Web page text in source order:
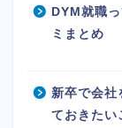
DYM就職
ミまとめ
新卒で会社
ておきたい